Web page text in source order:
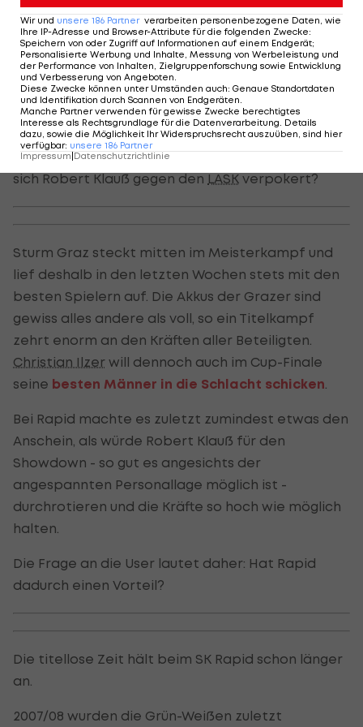
0:5-Abfuhr, die das Selbstvertrauen der Grün-
Weißen wohl nicht unbedingt gestärkt hat.
Außerdem gerät Platz drei damit in weite Ferne,
eine internationale Teilnahme könnte so noch
gehörig wackeln. Alle Karten auf den Cup zu
setzen, könnte sich rächen.
Jetzt ist wieder die User-Meinung gefragt: Hat
sich Robert Klauß gegen den LASK verpokert?
Sturm Graz steckt mitten im Meisterkampf und
lief deshalb in den letzten Wochen stets mit den
besten Spielern auf. Die Akkus der Grazer sind
gewiss alles andere als voll, so ein Titelkampf
zehrt enorm an den Kräften aller Beteiligten.
Christian Ilzer will dennoch auch im Cup-Finale
seine besten Männer in die Schlacht schicken.
Bei Rapid machte es zuletzt zumindest etwas den
Anschein, als würde Robert Klauß für den
Showdown - so gut es angesichts der
angespannten Personallage möglich ist -
durchrotieren und die Kräfte so hoch wie möglich
halten.
Die Frage an die User lautet daher: Hat Rapid
dadurch einen Vorteil?
Die titellose Zeit hält beim SK Rapid schon länger
an.
2007/08 wurden die Grün-Weißen zuletzt
Wir und unsere 186 Partner verarbeiten personenbezogene Daten, wie
Ihre IP-Adresse und Browser-Attribute für die folgenden Zwecke:
Speichern von oder Zugriff auf Informationen auf einem Endgerät;
Personalisierte Werbung und Inhalte, Messung von Werbeleistung und
der Performance von Inhalten, Zielgruppenforschung sowie Entwicklung
und Verbesserung von Angeboten.
Diese Zwecke können unter Umständen auch: Genaue Standortdaten
und Identifikation durch Scannen von Endgeräten.
Manche Partner verwenden für gewisse Zwecke berechtigtes
Interesse als Rechtsgrundlage für die Datenverarbeitung. Details
dazu, sowie die Möglichkeit Ihr Widerspruchsrecht auszuüben, sind hier
verfügbar: unsere 186 Partner
Impressum Datenschutzrichtlinie